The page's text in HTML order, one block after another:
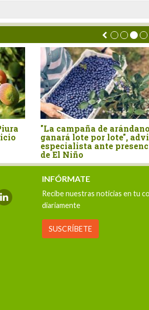
producción de
Perú es el país
donde más
de pollo en los
INFÓRMATE
Recibe nuestras noticias en tu
diariamente
SUSCRÍBETE